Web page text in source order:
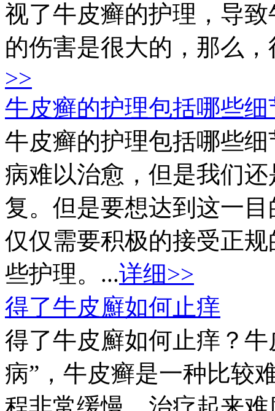
视了牛皮癣的护理，导
的伤害是很大的，那么
>>
牛皮癣的护理包括哪些细
牛皮癣的护理包括哪些
病难以治愈，但是我们
复。但是要想达到这一
仅仅需要积极的接受正
些护理。...详细>>
得了牛皮廯如何止痒
得了牛皮廯如何止痒？
病”，牛皮癣是一种比较